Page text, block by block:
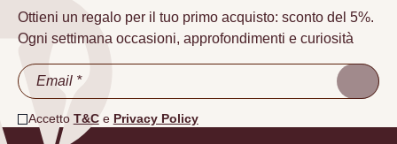
Ottieni un regalo per il tuo primo acquisto: sconto del 5%.
Ogni settimana occasioni, approfondimenti e curiosità
Accetto T&Ce Privacy Policy